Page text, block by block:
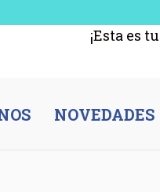
¡Esta es
NOVEDADES